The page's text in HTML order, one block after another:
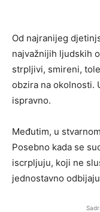
Od najranijeg
najvažnijih ljudskih
strpljivi, smireni,
obzira na okolnosti.
ispravno.
Međutim, u
Posebno kada se
iscrpljuju, koji ne
jednostavno